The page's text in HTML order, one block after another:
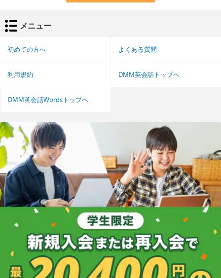
メニュー
初めての方へ よくある質問
利用規約 DMM英会話トップへ
DMM英会話Wordsトップへ